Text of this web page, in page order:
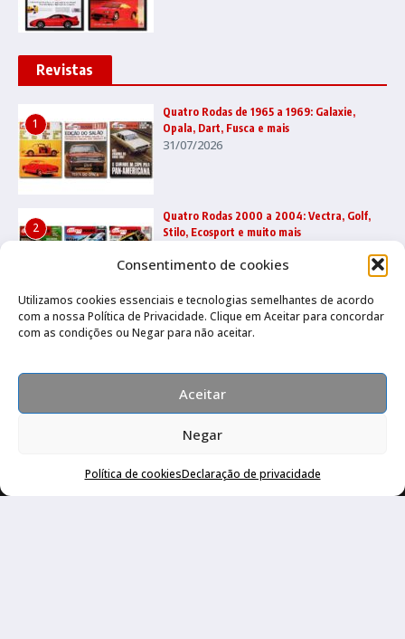
Consentimento de cookies
Utilizamos cookies essenciais e tecnologias semelhantes de acordo
com a nossa Política de Privacidade. Clique em Aceitar para concordar
com as condições ou Negar para não aceitar.
Aceitar
Negar
Política de cookiesDeclaração de privacidade
Revistas
1
Quatro Rodas de 1965 a 1969: Galaxie,
Opala, Dart, Fusca e mais
31/07/2026
2
Quatro Rodas 2000 a 2004: Vectra, Golf,
Stilo, Ecosport e muito mais
3
Quatro Rodas 1995 a 1999: Ka, Marea,
grandes esportivos e mais